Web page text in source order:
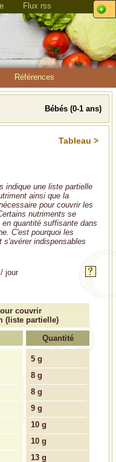
Flux rss
Références
Bébés (0-1 ans)
Tableau >
indique une liste partielle
ainsi que la
pour couvrir les
nutriments se
quantité suffisante dans
C'est pourquoi les
s'avérer indispensables
jour
couvrir
(liste partielle)
Quantité
5 g
8 g
8 g
9 g
10 g
10 g
13 g